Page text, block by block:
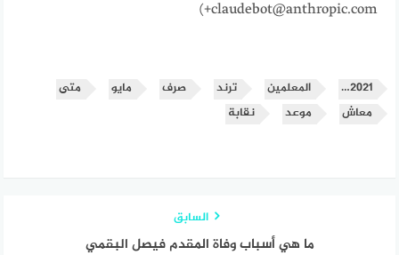
+claudebot@anthropic.com)
2021… المعلمين ترند صرف مايو
متى
معاش
موعد نقابة
السابق
ما هي أسباب وفاة المقدم فيصل البقمي